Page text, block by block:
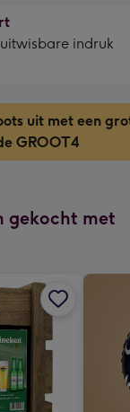
indruk
uit met een
GROOT4
gekocht met